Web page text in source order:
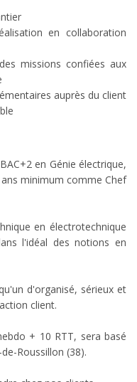
en collaboration
missions confiées aux
auprès du client
en Génie électrique,
minimum comme Chef
en électrotechnique
l'idéal des notions en
d'organisé, sérieux et
client.
+ 10 RTT, sera basé
Roussillon (38).